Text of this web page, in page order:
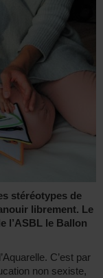
stéréotypes de
librement. Le
l’ASBL le Ballon
C’est par
non sexiste,